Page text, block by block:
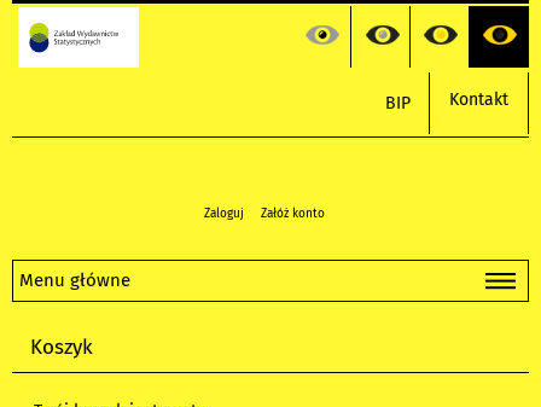
BIP Kontakt
Zaloguj Załóż konto
Menu główne
Koszyk